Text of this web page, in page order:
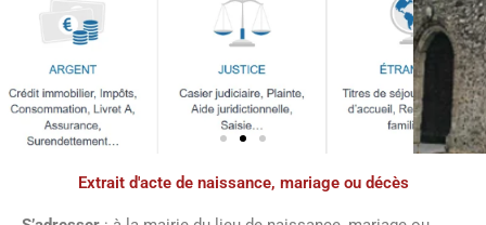
Démarches
Extrait d'acte de naissance, mariage ou décès